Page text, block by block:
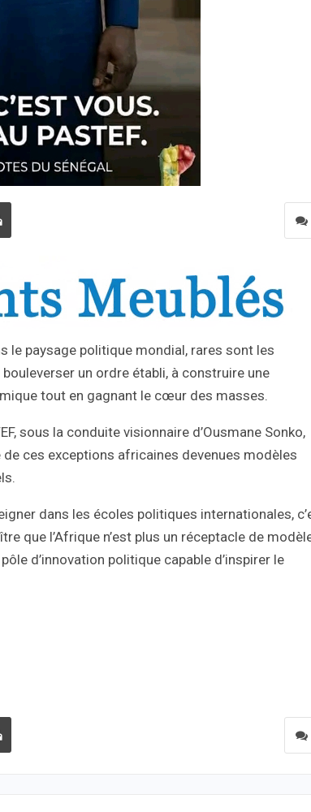
le paysage politique mondial, rares sont les
un ordre établi, à construire une
tout en gagnant le cœur des masses.
sous la conduite visionnaire d’Ousmane Sonko,
de ces exceptions africaines devenues modèles
dans les écoles politiques internationales,
que l’Afrique n’est plus un réceptacle de
d’innovation politique capable d’inspirer le